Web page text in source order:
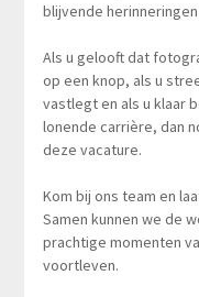
blijvende
Als u gelooft dat
op een knop, als u
vastlegt en als u klaar
lonende carrière, dan
deze vacature.
Kom bij ons team en
Samen kunnen we de
prachtige momenten
voortleven.